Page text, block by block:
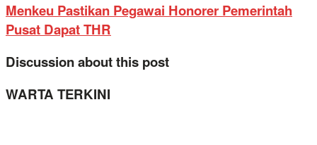
Menkeu Pastikan Pegawai Honorer Pemerintah
Pusat Dapat THR
Discussion about this post
WARTA TERKINI